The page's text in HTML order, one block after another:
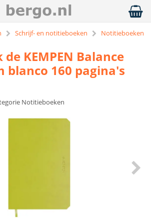
Schrijf- en notitieboeken
Notitieboeken
KEMPEN Balance
blanco 160 pagina's
Notitieboeken